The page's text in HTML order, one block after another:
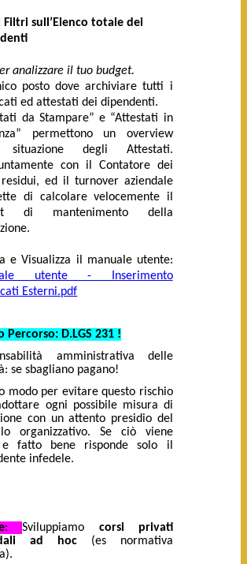
Filtri sull’Elenco totale dei
analizzare il tuo budget.
posto dove archiviare tutti i
ed attestati dei dipendenti.
da Stampare” e “Attestati in
permettono un overview
situazione degli Attestati.
con il Contatore dei
ed il turnover aziendale
di calcolare velocemente il
di mantenimento della
e Visualizza il manuale utente:
utente - Inserimento
Esterni.pdf
Percorso: D.LGS 231 !
amministrativa delle
se sbagliano pagano!
modo per evitare questo rischio
ogni possibile misura di
con un attento presidio del
organizzativo. Se ciò viene
fatto bene risponde solo il
infedele.
:Sviluppiamo corsi privati
ad hoc (es normativa